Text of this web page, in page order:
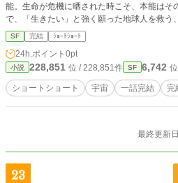
能。生命が危機に晒された時こそ、本能はそ
で、「生きたい」と強く願った地球人を救う
SF 完結 ｼｮｰﾄｼｮｰﾄ
24h.ポイント 0pt
小説 228,851 位 / 228,851件 SF 6,742
ショートショート 宇宙 一話完結 完
最終更新
23